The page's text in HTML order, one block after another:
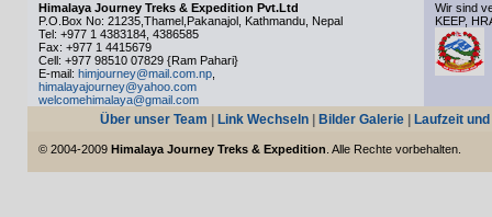
Himalaya Journey Treks & Expedition Pvt.Ltd
P.O.Box No: 21235,Thamel,Pakanajol, Kathmandu, Nepal
Tel: +977 1 4383184, 4386585
Fax: +977 1 4415679
Cell: +977 98510 07829 {Ram Pahari}
E-mail: himjourney@mail.com.np
himalayajourney@yahoo.com
welcomehimalaya@gmail.com
Wir sind
KEEP,
Über unser Team Link Wechseln Bilder Galerie Laufzeit
© 2004-2009 Himalaya Journey Treks & Expedition . Alle Rechte vorbehalten.